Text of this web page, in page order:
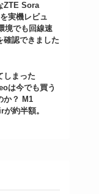
ZTE Sora
実機レビュ
境でも回線速
確認できました
しまった
は今でも買う
か？ M1
約半額。